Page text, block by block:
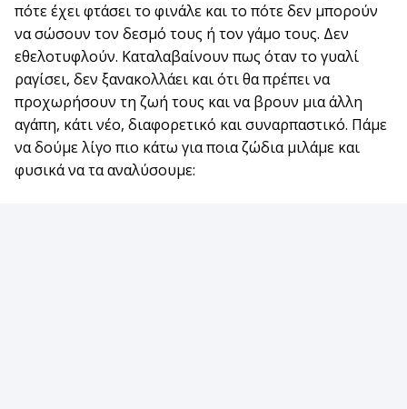
πότε έχει φτάσει το φινάλε και το πότε δεν μπορούν
να σώσουν τον δεσμό τους ή τον γάμο τους. Δεν
εθελοτυφλούν. Καταλαβαίνουν πως όταν το γυαλί
ραγίσει, δεν ξανακολλάει και ότι θα πρέπει να
προχωρήσουν τη ζωή τους και να βρουν μια άλλη
αγάπη, κάτι νέο, διαφορετικό και συναρπαστικό. Πάμε
να δούμε λίγο πιο κάτω για ποια ζώδια μιλάμε και
φυσικά να τα αναλύσουμε: